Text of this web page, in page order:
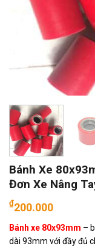
Bánh Xe
Đơn Xe Nâng
₫200.000
Bánh xe 80x93mm –
dài 93mm với đầy đủ